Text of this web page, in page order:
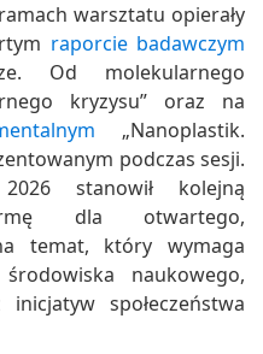
warsztatu opierały
raporcie badawczym
Od molekularnego
kryzysu” oraz na
„Nanoplastik.
podczas sesji.
stanowił kolejną
dla otwartego,
temat, który wymaga
naukowego,
społeczeństwa